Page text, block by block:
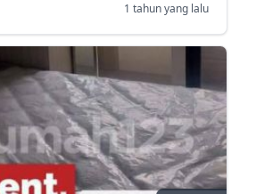
1 tahun yang lalu